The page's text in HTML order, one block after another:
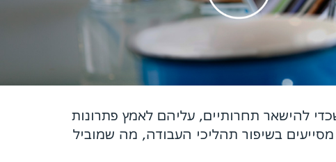
להישאר תחרותיים, עליהם לאמץ פתרונות
בשיפור תהליכי העבודה, מה שמוביל